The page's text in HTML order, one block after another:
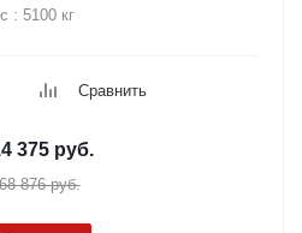
: 5100 кг
Сравнить
375руб.
876руб.